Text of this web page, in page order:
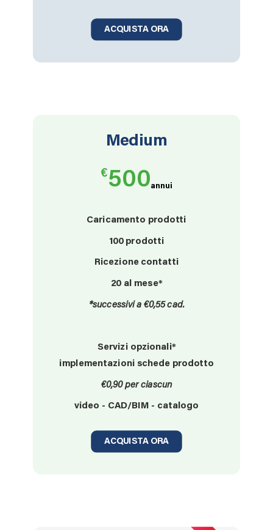
ACQUISTA ORA
Medium
€500annui
Caricamento prodotti
100prodotti
Ricezione contatti
20 al mese*
*successivi a €0,55 cad.
Servizi opzionali*
implementazioni schede prodotto
€0,90 per ciascun
video - CAD/BIM - catalogo
ACQUISTA ORA